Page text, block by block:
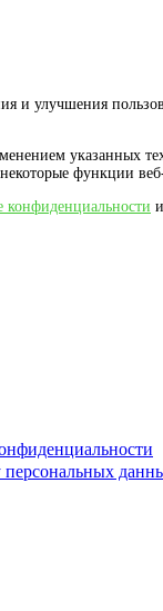
и улучшения
указанных
функции
конфиденциальности
персональных